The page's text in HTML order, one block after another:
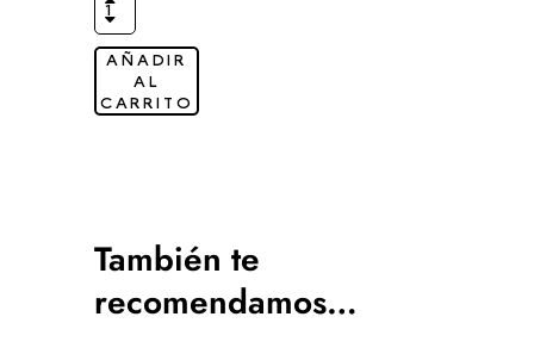
AÑADIR
AL
CARRITO
También te
recomendamos…